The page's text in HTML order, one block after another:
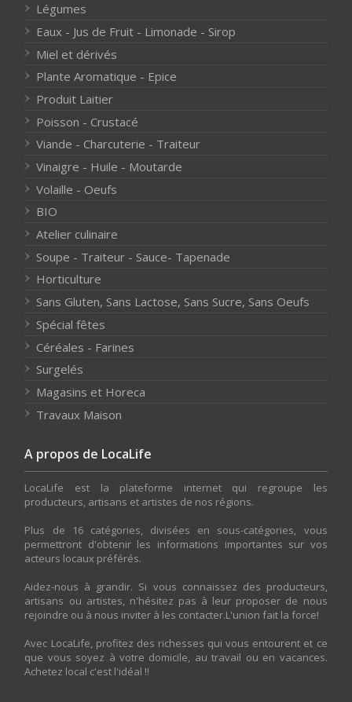
Légumes
Eaux - Jus de Fruit - Limonade - Sirop
Miel et dérivés
Plante Aromatique - Epice
Produit Laitier
Poisson - Crustacé
Viande - Charcuterie - Traiteur
Vinaigre - Huile - Moutarde
Volaille - Oeufs
BIO
Atelier culinaire
Soupe - Traiteur - Sauce- Tapenade
Horticulture
Sans Gluten, Sans Lactose, Sans Sucre, Sans Oeufs
Spécial fêtes
Céréales - Farines
Surgelés
Magasins et Horeca
Travaux Maison
A propos de LocaLife
LocaLife est la plateforme internet qui regroupe les
producteurs, artisans et artistes de nos régions.
Plus de 16 catégories, divisées en sous-catégories, vous
permettront d'obtenir les informations importantes sur vos
acteurs locaux préférés.
Aidez-nous à grandir. Si vous connaissez des producteurs,
artisans ou artistes, n'hésitez pas à leur proposer de nous
rejoindre ou à nous inviter à les contacter.L'union fait la force!
Avec LocaLife, profitez des richesses qui vous entourent et ce
que vous soyez à votre domicile, au travail ou en vacances.
Achetez local c'est l'idéal !!